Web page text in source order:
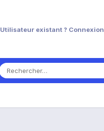
Utilisateur existant ? Connexion